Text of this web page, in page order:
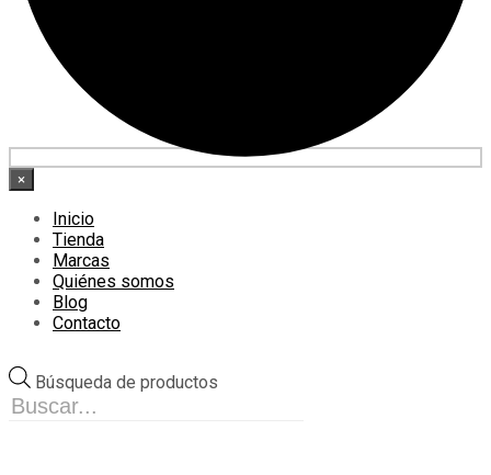
×
Inicio
Tienda
Marcas
Quiénes somos
Blog
Contacto
Búsqueda de productos